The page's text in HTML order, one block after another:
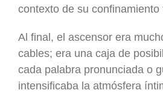
contexto de su confinamiento
Al final, el ascensor era
cables; era una caja de
cada palabra pronunciada o
intensificaba la atmósfera